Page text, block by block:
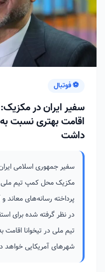
⚽ فوتبال
سفیر ایران در
اقامت بهتری نسبت
داشت
سفیر جمهوری اسلامی
مکزیک محل کمپ تیم ملی
پرداخته رسانه‌های
در نظر گرفته شده برای
تیم ملی در تیخوانا
شهرهای آمریکایی خواهد